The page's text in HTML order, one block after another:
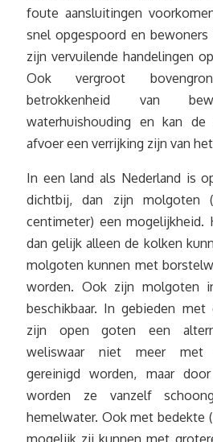
foute aansluitingen
snel opgespoord en bewoners
zijn vervuilende handelingen
Ook vergroot
betrokkenheid van
waterhuishouding en kan de
afvoer een verrijking zijn van
In een land als Nederland is
dichtbij, dan zijn molgoten
centimeter) een mogelijkheid.
dan gelijk alleen de kolken
molgoten kunnen met
worden. Ook zijn molgoten
beschikbaar. In gebieden met
zijn open goten een
weliswaar niet meer met
gereinigd worden, maar
worden ze vanzelf
hemelwater. Ook met bedekte
mogelijk zij kunnen met